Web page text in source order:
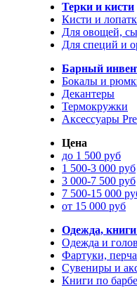
Терки и кисти
Кисти и
Для овощей,
Для специй и
Барный
Бокалы и
Декантеры
Термокружки
Аксессуары
Цена
до 1 500 руб
1 500-3 000 руб
3 000-7 500 руб
7 500-15 000
от 15 000 руб
Одежда,
Одежда и
Фартуки,
Сувениры и
Книги по